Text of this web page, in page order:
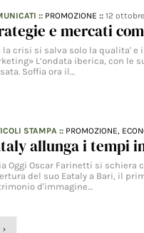
:: PROMOZIONE ::12
e mercati
la crisi si salva solo la qualita' e
L’ondata iberica, con le
Soffia ora il…
STAMPA :: PROMOZIONE,
allunga i tempi
Oggi Oscar Farinetti si schiera
del suo Eataly a Bari, il
d'immagine…
›